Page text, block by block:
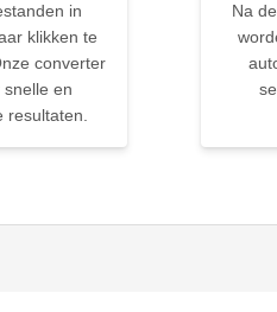
in
klikken te
converter
en
resultaten.
Na